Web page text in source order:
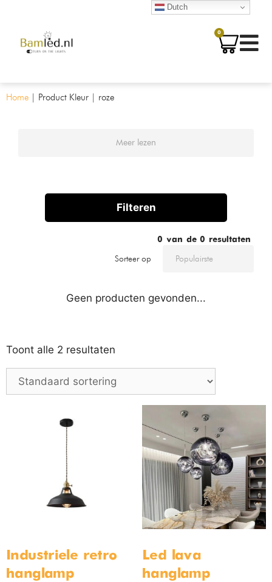
0
Home | Product Kleur | roze
Meer lezen
Filteren
0 van de 0 resultaten
Sorteer op
Geen producten gevonden...
Toont alle 2 resultaten
Industriele retro
hanglamp
Led lava
hanglamp –
Dutch